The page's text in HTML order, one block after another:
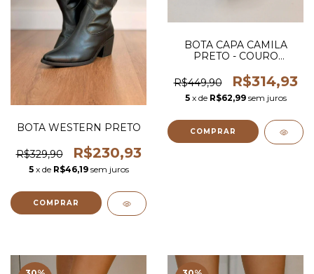
BOTA WESTERN PRETO
R$329,90 R$230,93
5 x de R$46,19 sem juros
COMPRAR
BOTA CAPA CAMILA
PRETO - COURO
R$449,90
R$314,93
5 x de R$62,99 sem juros
COMPRAR